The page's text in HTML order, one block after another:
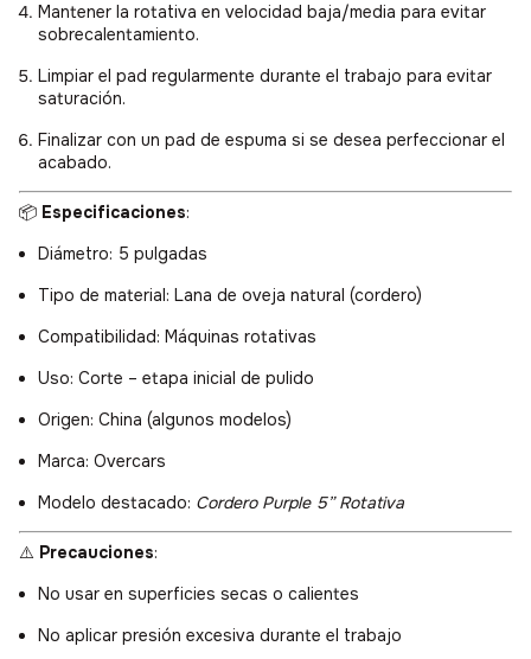
Mantener la rotativa en velocidad baja/media para evitar
sobrecalentamiento.
Limpiar el pad regularmente durante el trabajo para evitar
saturación.
Finalizar con un pad de espuma si se desea perfeccionar el
acabado.
📦 Especificaciones:
Diámetro: 5 pulgadas
Tipo de material: Lana de oveja natural (cordero)
Compatibilidad: Máquinas rotativas
Uso: Corte – etapa inicial de pulido
Origen: China (algunos modelos)
Marca: Overcars
Modelo destacado: Cordero Purple 5” Rotativa
⚠️ Precauciones:
No usar en superficies secas o calientes
No aplicar presión excesiva durante el trabajo